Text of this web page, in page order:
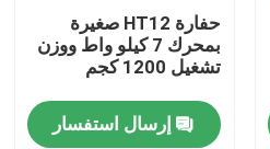
حفارة HT12 صغيرة
بمحرك 7 كيلو واط ووزن
تشغيل 1200 كجم
إرسال استفسار